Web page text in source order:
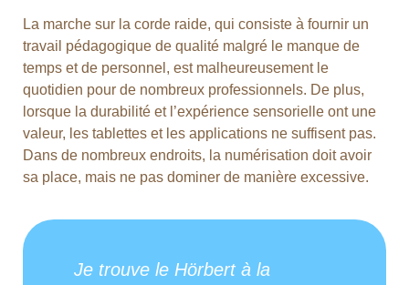
La marche sur la corde raide, qui consiste à fournir un
travail pédagogique de qualité malgré le manque de
temps et de personnel, est malheureusement le
quotidien pour de nombreux professionnels. De plus,
lorsque la durabilité et l’expérience sensorielle ont une
valeur, les tablettes et les applications ne suffisent pas.
Dans de nombreux endroits, la numérisation doit avoir
sa place, mais ne pas dominer de manière excessive.
Je trouve le Hörbert à la